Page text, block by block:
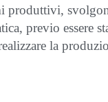
produttivi,
previo essere
la